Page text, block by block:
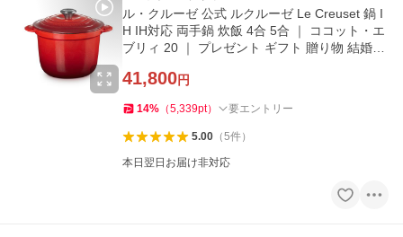
ル・クルーゼ 公式 ルクルーゼ Le Creuset 鍋 I
H IH対応 両手鍋 炊飯 4合 5合 ｜ ココット・エ
ブリィ 20 ｜ プレゼント ギフト 贈り物 結婚祝
41,800円
14% （5,339pt） 要エントリー
5.00（5件）
本日翌日お届け非対応